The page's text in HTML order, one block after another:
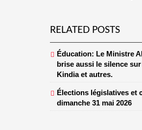
RELATED POSTS
Éducation: Le Ministre
brise aussi le silence
Kindia et autres.
Élections législatives et
dimanche 31 mai 2026